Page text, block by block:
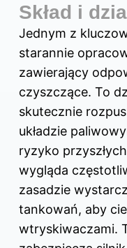
Skład i
Jednym z
starannie
zawierający
czyszczące. To
skutecznie
układzie
ryzyko
wygląda
zasadzie
tankowań, aby
wtryskiwaczami.